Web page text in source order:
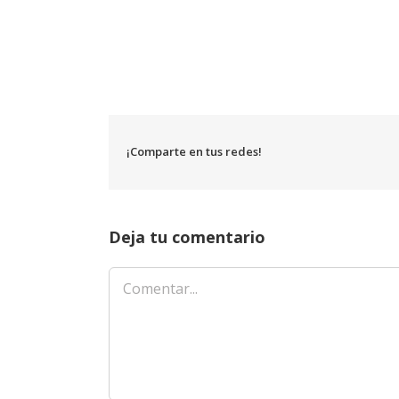
¡Comparte en tus redes!
Deja tu comentario
Comentar